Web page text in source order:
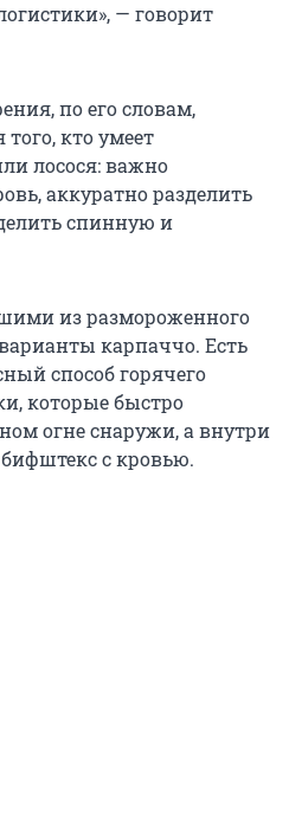
— говорит
по его словам,
кто умеет
лосося: важно
аккуратно разделить
спинную и
из размороженного
карпаччо. Есть
способ горячего
которые быстро
огне снаружи, а внутри
с кровью.